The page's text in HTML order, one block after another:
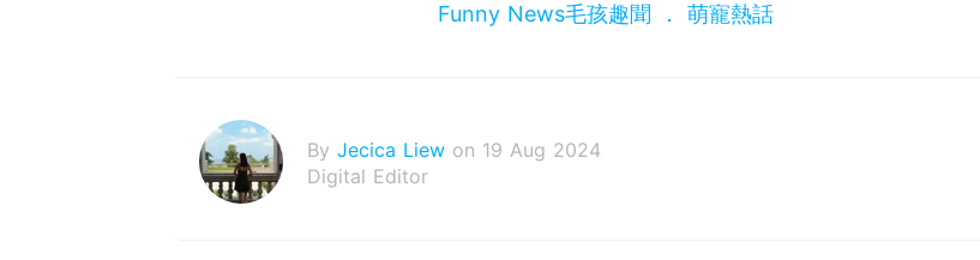
Funny News毛孩趣聞 萌寵熱話
By Jecica Liew on 19 Aug 2024
Digital Editor